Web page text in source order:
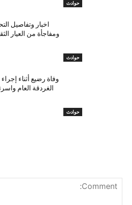
حوادث
حوادث
اخبار وتفاصيل
ومفاجأة من العيار
حوادث
وفاة رضيع أثناء
الغردقة العام